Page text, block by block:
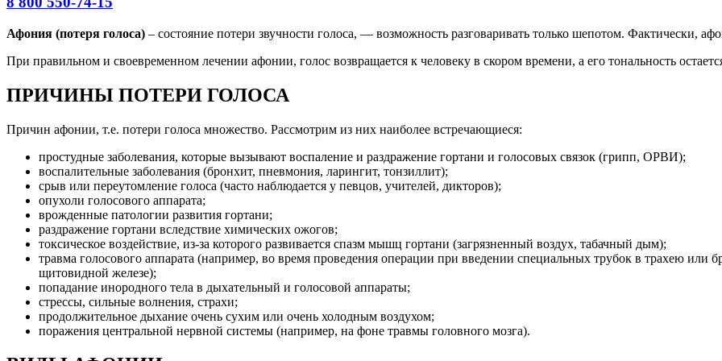
Афония (потеря голоса) – состояние потери звучности голоса, — возможность разговаривать только шепотом. Фактически,
При правильном и своевременном лечении афонии, голос возвращается к человеку в скором времени, а его тональность
ПРИЧИНЫ ПОТЕРИ ГОЛОСА
Причин афонии, т.е. потери голоса множество. Рассмотрим из них наиболее встречающиеся:
простудные заболевания, которые вызывают воспаление и раздражение гортани и голосовых связок (грипп, ОРВИ);
воспалительные заболевания (бронхит, пневмония, ларингит, тонзиллит);
срыв или переутомление голоса (часто наблюдается у певцов, учителей, дикторов);
опухоли голосового аппарата;
врожденные патологии развития гортани;
раздражение гортани вследствие химических ожогов;
токсическое воздействие, из-за которого развивается спазм мышц гортани (загрязненный воздух, табачный дым);
травма голосового аппарата (например, во время проведения операции при введении специальных трубок в трахею
щитовидной железе);
попадание инородного тела в дыхательный и голосовой аппараты;
стрессы, сильные волнения, страхи;
продолжительное дыхание очень сухим или очень холодным воздухом;
поражения центральной нервной системы (например, на фоне травмы головного мозга).